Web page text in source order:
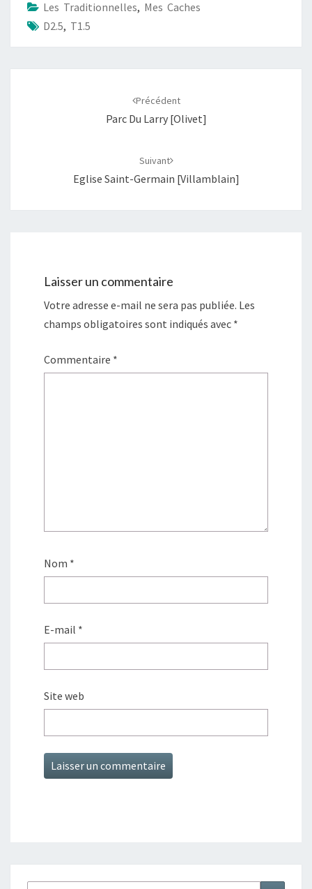
Les Traditionnelles, Mes Caches
D2.5, T1.5
Précédent
Parc Du Larry [Olivet]
Suivant
Eglise Saint-Germain [Villamblain]
Laisser un commentaire
Votre adresse e-mail ne sera pas publiée. Les
champs obligatoires sont indiqués avec *
Commentaire *
Nom *
E-mail *
Site web